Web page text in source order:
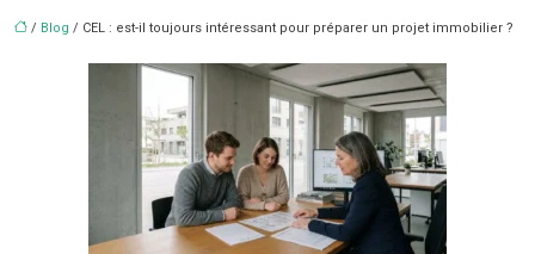
/ Blog / CEL : est-il toujours intéressant pour préparer un projet immobilier ?